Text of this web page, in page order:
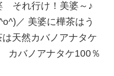
それ行け！美婆～♪
／ 美婆に樺茶はう
天然カバノアナタケ
カバノアナタケ100％